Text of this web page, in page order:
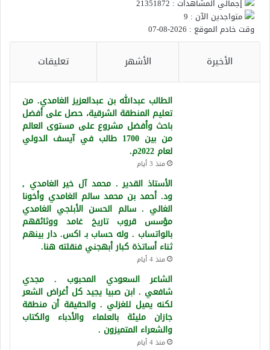
إجمالي المشاهدات : 21351872
متواجدين الآن : 9
وقت خادم الموقع : 2026-08-07
الأخيرة الأشهر تعليقات
الطالب عبدالله بن عبدالعزيز الغامدي. من
تعليم المنطقة الشرقية، حصل على أفضل
باحث وأفضل مشروع على مستوى العالم
من بين 1700 طالب في آيسف الدولي
لعام 2022م.
منذ 3 أيام
الأستاذ القدير . محمد آل خير الغامدي ,
ود. أحمد بن محمد سالم الغامدي وأخونا
الغالي . سالم الحسن الأبلجي الغامدي
مؤسس قروب تاريخ غامد ووثائقهم
بالواتساب . وله حساب بـ اكس. دار بينهم
ثناء أساتذة كبار أبهجني فنقلته هنا.
منذ 4 أيام
الشاعر السعودي المحبوب . مجدي
شافعي . ابن صبيا يجيد كل أغراض الشعر
لكنه يميل للغزلي . والحقيقة أن منطقة
جازان مليئة بالعلماء والأدباء والكتاب
والشعراء المتميزون .
منذ 4 أيام